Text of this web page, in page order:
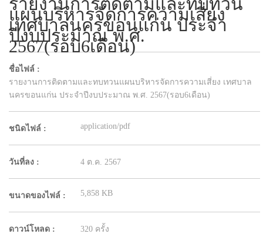
รายงานการติดตามและทบทวน
แผนบริหารจัดการความเสี่ยง
เทศบาลนครขอนแก่น ประจำ
ปีงบประมาณ พ.ศ.
2567(รอบ6เดือน)
ชื่อไฟล์ :
รายงานการติดตามและทบทวนแผนบริหารจัดการความเสี่ยง เทศบาล
นครขอนแก่น ประจำปีงบประมาณ พ.ศ. 2567(รอบ6เดือน)
ชนิดไฟล์ : application/pdf
วันที่ลง : 4 ต.ค. 2567
ขนาดของไฟล์ : 5,858 KB
ดาวน์โหลด : 320 ครั้ง